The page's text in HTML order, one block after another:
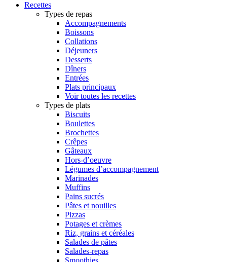
Recettes
Types de repas
Accompagnements
Boissons
Collations
Déjeuners
Desserts
Dîners
Entrées
Plats principaux
Voir toutes les recettes
Types de plats
Biscuits
Boulettes
Brochettes
Crêpes
Gâteaux
Hors-d’oeuvre
Légumes d’accompagnement
Marinades
Muffins
Pains sucrés
Pâtes et nouilles
Pizzas
Potages et crèmes
Riz, grains et céréales
Salades de pâtes
Salades-repas
Smoothies